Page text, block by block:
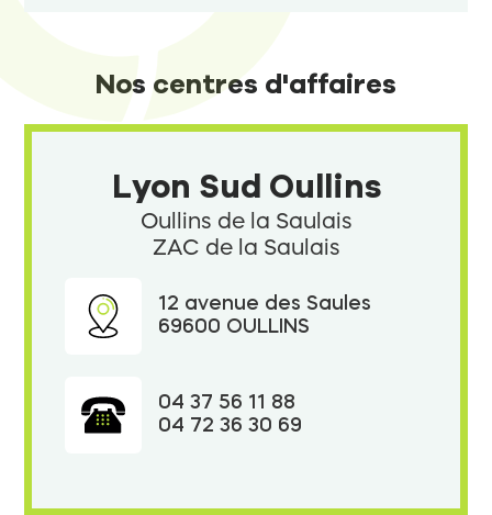
Nos centres d'affaires
Lyon Sud Oullins
Oullins de la Saulais
ZAC de la Saulais
12 avenue des Saules
69600 OULLINS
04 37 56 11 88
04 72 36 30 69